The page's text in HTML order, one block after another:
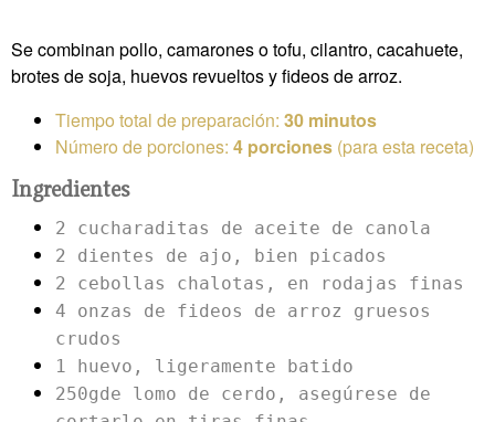
Se combinan pollo, camarones o tofu, cilantro, cacahuete,
brotes de soja, huevos revueltos y fideos de arroz.
Tiempo total de preparación: 30 minutos
Número de porciones: 4 porciones (para esta receta)
Ingredientes
2 cucharaditas de aceite de canola
2 dientes de ajo, bien picados
2 cebollas chalotas, en rodajas finas
4 onzas de fideos de arroz gruesos
crudos
1 huevo, ligeramente batido
250gde lomo de cerdo, asegúrese de